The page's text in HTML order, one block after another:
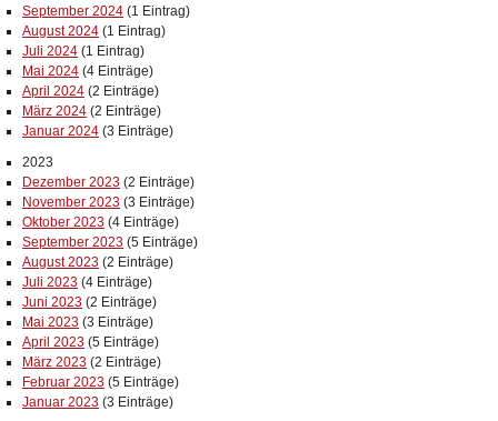
September 2024 (1 Eintrag)
August 2024 (1 Eintrag)
Juli 2024 (1 Eintrag)
Mai 2024 (4 Einträge)
April 2024 (2 Einträge)
März 2024 (2 Einträge)
Januar 2024 (3 Einträge)
2023
Dezember 2023 (2 Einträge)
November 2023 (3 Einträge)
Oktober 2023 (4 Einträge)
September 2023 (5 Einträge)
August 2023 (2 Einträge)
Juli 2023 (4 Einträge)
Juni 2023 (2 Einträge)
Mai 2023 (3 Einträge)
April 2023 (5 Einträge)
März 2023 (2 Einträge)
Februar 2023 (5 Einträge)
Januar 2023 (3 Einträge)